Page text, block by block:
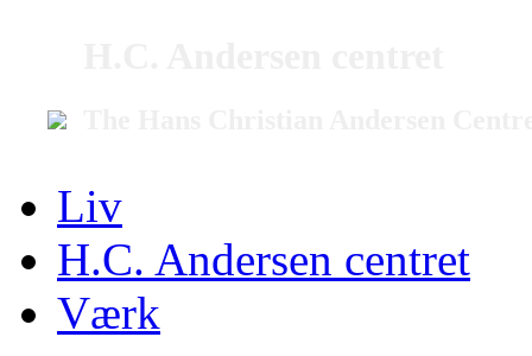
Liv
H.C. Andersen centret
Værk